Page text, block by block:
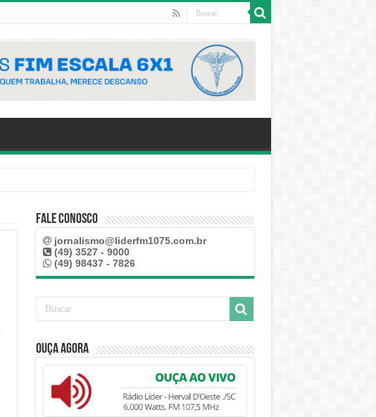
Fale Conosco
jornalismo@liderfm1075.com.br
(49) 3527 - 9000
(49) 98437 - 7826
Ouça Agora